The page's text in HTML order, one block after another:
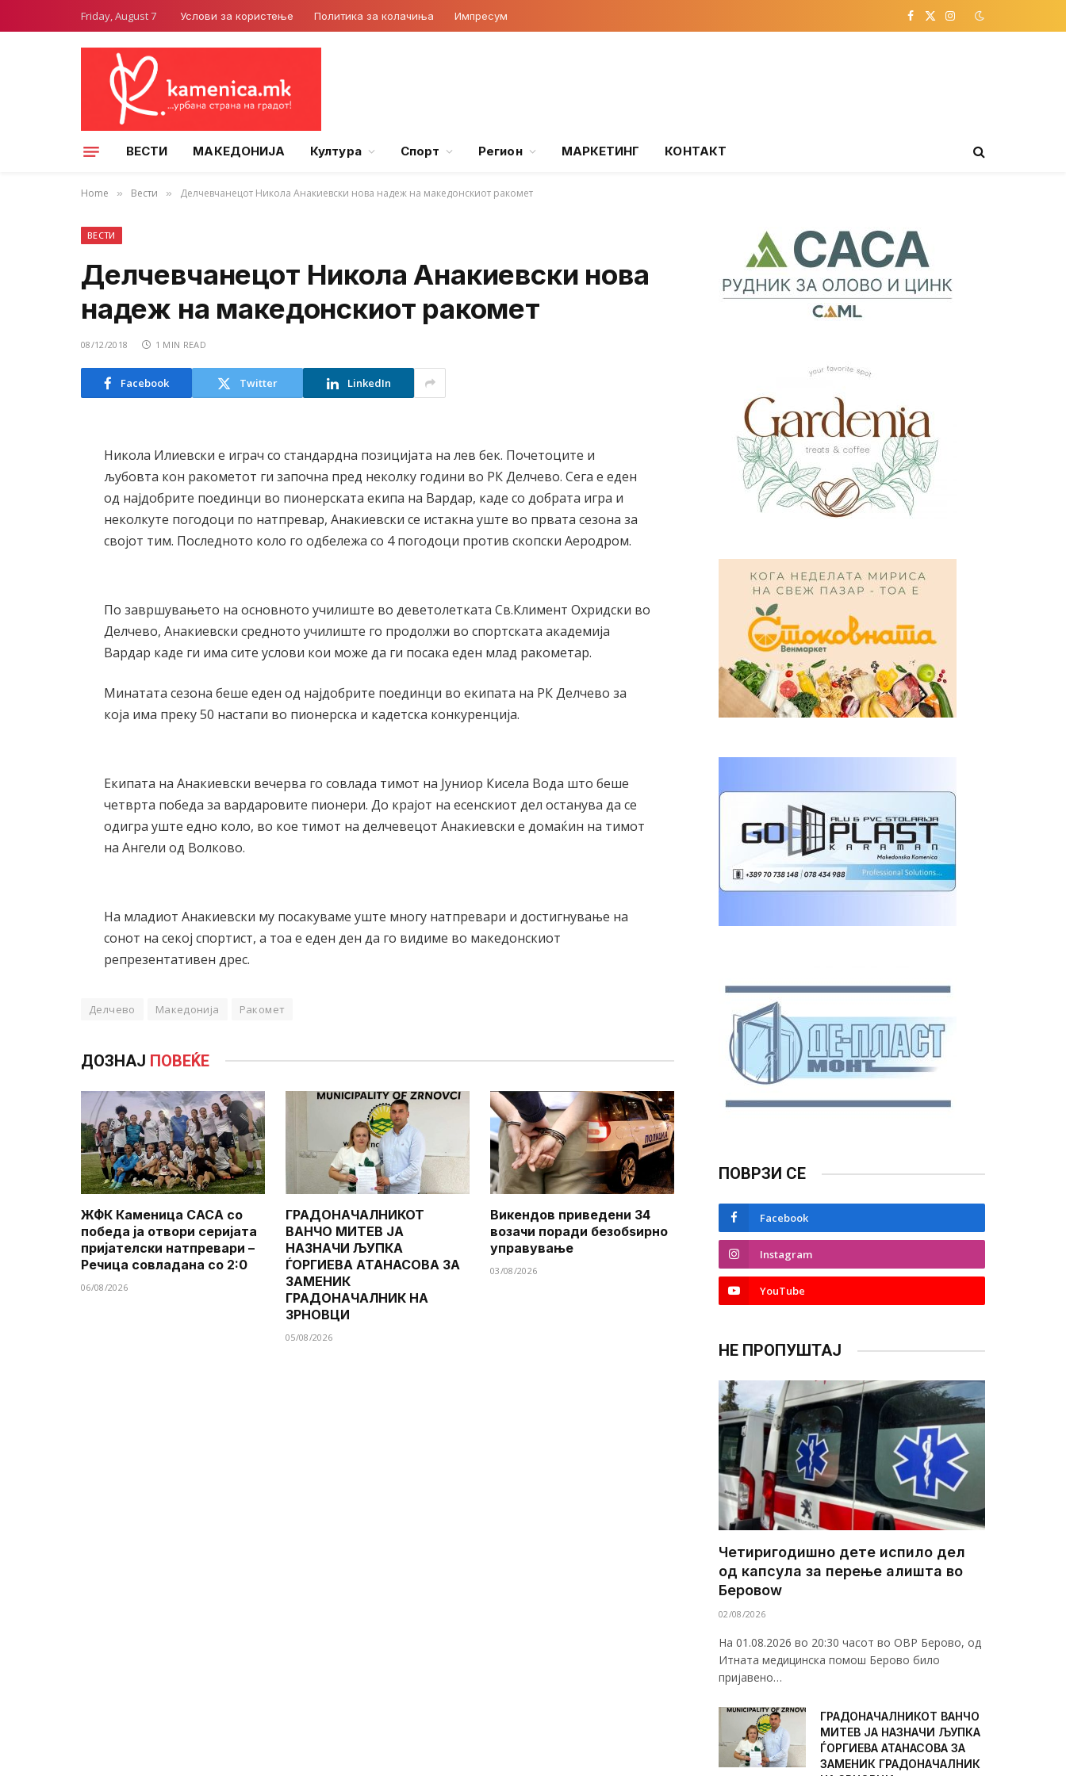
Friday, August 7 Услови за користење Политика за колачиња Импресум Facebook
X
Instagram
ВЕСТИ МАКЕДОНИЈА Култура Спорт Регион МАРКЕТИНГ КОНТАКТ
Home » Вести » Делчевчанецот Никола Анакиевски нова надеж на македонскиот ракомет
ВЕСТИ
Делчевчанецот Никола Анакиевски нова
надеж на македонскиот ракомет
08/12/2018 1 MIN READ
Facebook Twitter LinkedIn
Никола Илиевски е играч со стандардна позицијата на лев бек. Почетоците и
љубовта кон ракометот ги започна пред неколку години во РК Делчево. Сега е еден
од најдобрите поединци во пионерската екипа на Вардар, каде со добрата игра и
неколкуте погодоци по натпревар, Анакиевски се истакна уште во првата сезона за
својот тим. Последното коло го одбележа со 4 погодоци против скопски Аеродром.
По завршувањето на основното училиште во деветолетката Св.Климент Охридски во
Делчево, Анакиевски средното училиште го продолжи во спортската академија
Вардар каде ги има сите услови кои може да ги посака еден млад ракометар.
Mинатата сезона беше еден од најдобрите поединци во екипата на РК Делчево за
која има преку 50 настапи во пионерска и кадетска конкуренција.
Екипата на Анакиевски вечерва го совлада тимот на Јуниор Кисела Вода што беше
четврта победа за вардаровите пионери. До крајот на есенскиот дел останува да се
одигра уште едно коло, во кое тимот на делчевецот Анакиевски е домаќин на тимот
на Ангели од Волково.
На младиот Анакиевски му посакуваме уште многу натпревари и достигнување на
сонот на секој спортист, а тоа е еден ден да го видиме во македонскиот
репрезентативен дрес.
Делчево Македонија Ракомет
ДОЗНАЈ ПОВЕЌЕ
ЖФК Каменица САСА со
победа ја отвори серијата
пријателски натпревари –
Речица совладана со 2:0
06/08/2026
ГРАДОНАЧАЛНИКОТ
ВАНЧО МИТЕВ ЈА
НАЗНАЧИ ЉУПКА
ЃОРГИЕВА АТАНАСОВА ЗА
ЗАМЕНИК
ГРАДОНАЧАЛНИК НА
ЗРНОВЦИ
05/08/2026
Викендов приведени 34
возачи поради безобѕирно
управување
03/08/2026
ПОВРЗИ СЕ
Facebook
Instagram
YouTube
НЕ ПРОПУШТАЈ
Четиригодишно дете испило дел
од капсула за перење алишта во
Беровоw
02/08/2026
На 01.08.2026 во 20:30 часот во ОВР Берово, од
Итната медицинска помош Берово било
пријавено…
ГРАДОНАЧАЛНИКОТ ВАНЧО
МИТЕВ ЈА НАЗНАЧИ ЉУПКА
ЃОРГИЕВА АТАНАСОВА ЗА
ЗАМЕНИК ГРАДОНАЧАЛНИК